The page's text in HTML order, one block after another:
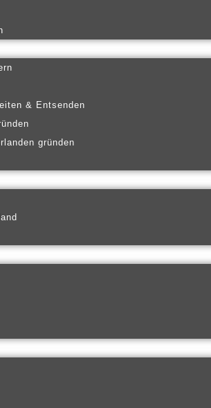
& Entsenden
gründen